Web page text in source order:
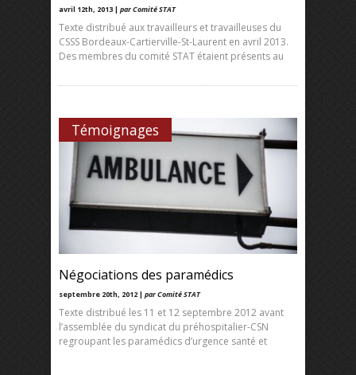
avril 12th, 2013 | par Comité STAT
Texte distribué aux travailleurs et travailleuses du
CSSS Bordeaux-Cartierville-St-Laurent en avril 2013.
Des membres du comité STAT étaient présents au
Témoignages
Négociations des paramédics
septembre 20th, 2012 | par Comité STAT
Texte distribué les 11 et 12 septembre 2012 avant
l’assemblée du syndicat du préhospitalier-CSN
regroupant les paramédics d’urgence santé et